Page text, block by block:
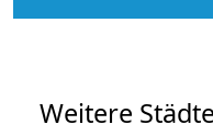
Weitere